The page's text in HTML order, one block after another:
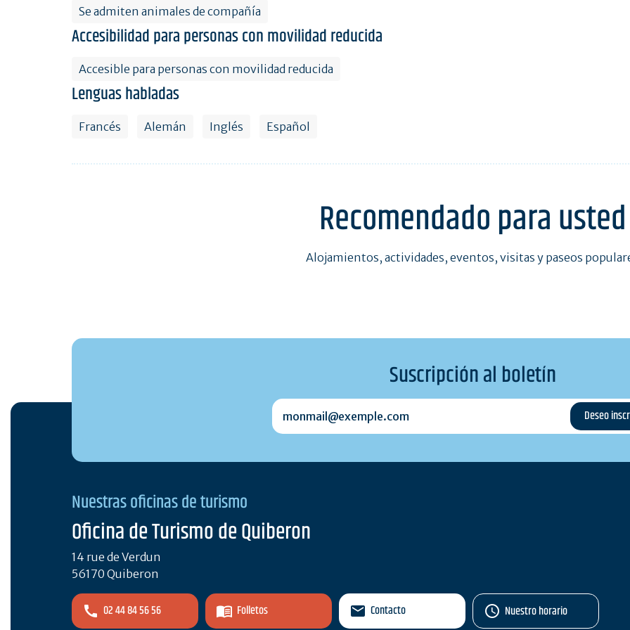
Se admiten animales de compañía
Accesibilidad para personas con movilidad reducida
Accesible para personas con movilidad reducida
Lenguas habladas
Francés Alemán Inglés Español
Recomendado para usted
Alojamientos, actividades, eventos, visitas y paseos
Suscripción al boletín
monmail@exemple.com
Nuestras oficinas de turismo
Oficina de Turismo de Quiberon
14 rue de Verdun
56170 Quiberon
02 44 84 56 56 Folletos Contacto Nuestro horario